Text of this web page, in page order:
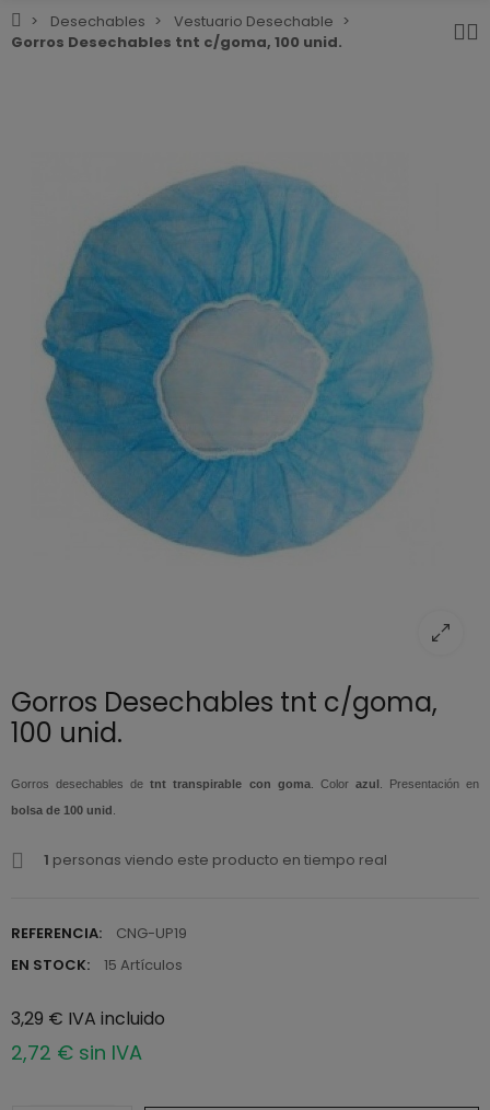
Desechables
Vestuario Desechable
Gorros Desechables tnt c/goma, 100 unid.
Gorros Desechables tnt c/goma,
100 unid.
Gorros desechables de tnt transpirable con goma. Color azul . Presentación en
bolsa de 100 unid
1 personas viendo este producto en tiempo real
REFERENCIA:
CNG-UP19
EN STOCK:
15 Artículos
3,29 € IVA incluido
2,72 € sin IVA